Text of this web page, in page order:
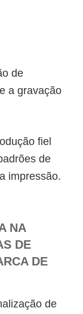
de
a gravação
fiel
de
impressão.
NA
DE
DE
de